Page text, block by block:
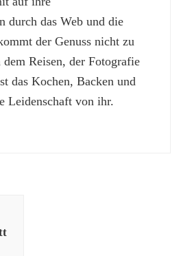
durch das Web und die
der Genuss nicht zu
Reisen, der Fotografie
das Kochen, Backen und
Leidenschaft von ihr.